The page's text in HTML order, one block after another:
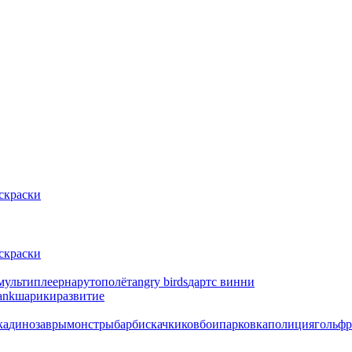
нарутополётangry birdsдартс винни
шарикиразвитие
динозаврымонстрыбарбискачкиковбоипарковкаполициягольф